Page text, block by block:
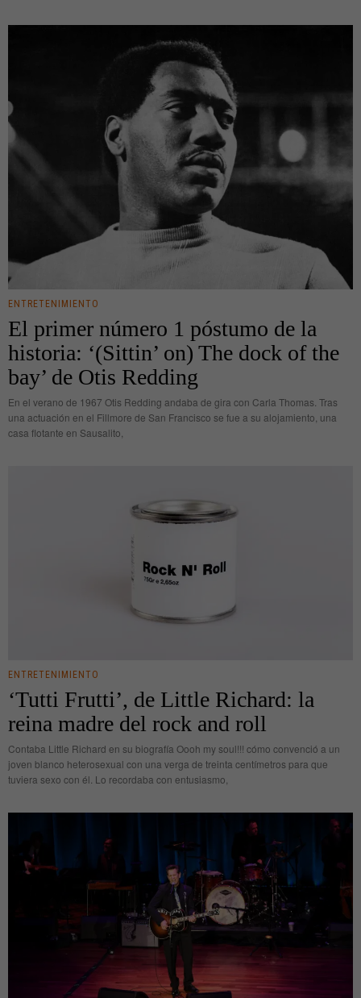
ENTRETENIMIENTO
El primer número 1 póstumo de la
historia: ‘(Sittin’ on) The dock of the
bay’ de Otis Redding
En el verano de 1967 Otis Redding andaba de gira con Carla Thomas. Tras
una actuación en el Fillmore de San Francisco se fue a su alojamiento, una
casa flotante en Sausalito,
ENTRETENIMIENTO
‘Tutti Frutti’, de Little Richard: la
reina madre del rock and roll
Contaba Little Richard en su biografía Oooh my soul!!! cómo convenció a un
joven blanco heterosexual con una verga de treinta centímetros para que
tuviera sexo con él. Lo recordaba con entusiasmo,